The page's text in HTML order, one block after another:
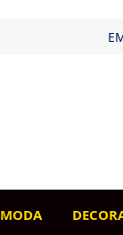
MODA